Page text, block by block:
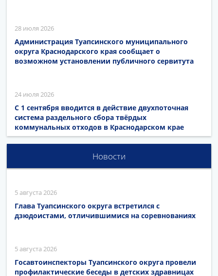
28 июля 2026
Администрация Туапсинского муниципального
округа Краснодарского края сообщает о
возможном установлении публичного сервитута
24 июля 2026
С 1 сентября вводится в действие двухпоточная
система раздельного сбора твёрдых
коммунальных отходов в Краснодарском крае
Новости
5 августа 2026
Глава Туапсинского округа встретился с
дзюдоистами, отличившимися на соревнованиях
5 августа 2026
Госавтоинспекторы Туапсинского округа провели
профилактические беседы в детских здравницах